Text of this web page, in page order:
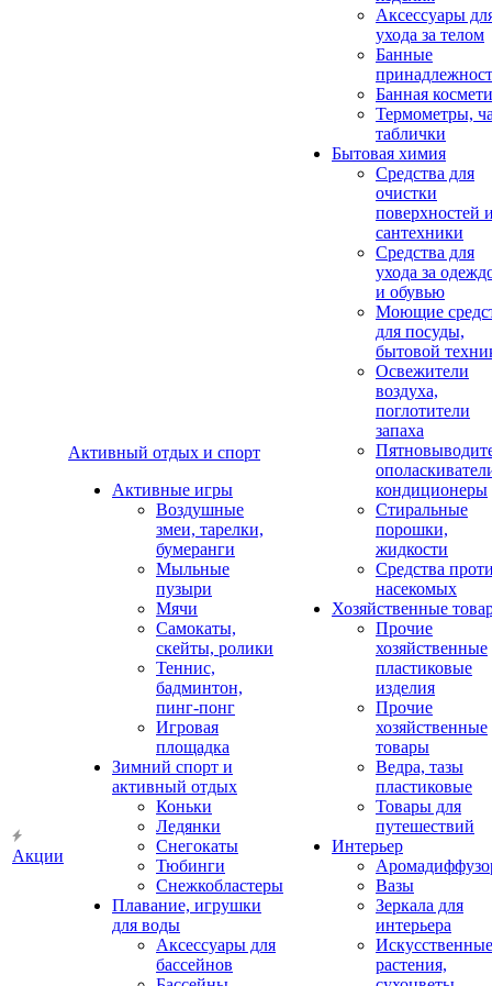
Акции
Активный отдых и спорт
Активные игры
Воздушные
змеи, тарелки,
бумеранги
Мыльные
пузыри
Мячи
Самокаты,
скейты, ролики
Теннис,
бадминтон,
пинг-понг
Игровая
площадка
Зимний спорт и
активный отдых
Коньки
Ледянки
Снегокаты
Тюбинги
Снежкобластеры
Плавание, игрушки
для воды
Аксессуары для
бассейнов
Аксеcсуары
ухода за телом
Банные
Банная
Термометры,
таблички
Бытовая химия
Средства для
очистки
поверхностей
сантехники
Средства для
ухода за
и обувью
Моющие
для посуды,
бытовой
Освежители
воздуха,
поглотители
запаха
кондиционеры
Стиральные
порошки,
жидкости
Средства
насекомых
Хозяйственные
Прочие
хозяйственные
пластиковые
изделия
Прочие
хозяйственные
товары
Ведра, тазы
пластиковые
Товары для
путешествий
Интерьер
Вазы
Зеркала для
интерьера
Искусственные
растения,